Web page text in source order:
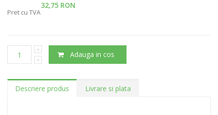
32,75 RON
Pret cu TVA
Adauga in cos
Descriere produs Livrare si plata